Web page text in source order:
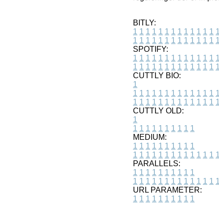
BITLY:
1 1 1 1 1 1 1 1 1 1 1 1 1 1
1 1 1 1 1 1 1 1 1 1 1 1 1 1
SPOTIFY:
1 1 1 1 1 1 1 1 1 1 1 1 1 1
1 1 1 1 1 1 1 1 1 1 1 1 1 1
CUTTLY BIO:
1
1 1 1 1 1 1 1 1 1 1 1 1 1 1
1 1 1 1 1 1 1 1 1 1 1 1 1 1
CUTTLY OLD:
1
1 1 1 1 1 1 1 1 1 1
MEDIUM:
1 1 1 1 1 1 1 1 1 1
1 1 1 1 1 1 1 1 1 1 1 1 1 1
PARALLELS:
1 1 1 1 1 1 1 1 1 1
1 1 1 1 1 1 1 1 1 1 1 1 1 1
URL PARAMETER:
1 1 1 1 1 1 1 1 1 1